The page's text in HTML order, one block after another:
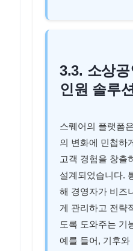
3.3. 소상
인원 솔루션
스퀘어의 플랫폼
의 변화에 민첩하
고객 경험을 창출
설계되었습니다.
해 경영자가 비즈
게 관리하고 전략
도록 도와주는 기
예를 들어, 기후